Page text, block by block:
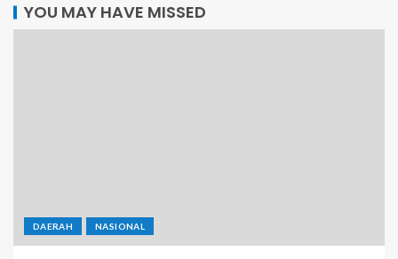
YOU MAY HAVE MISSED
DAERAH NASIONAL